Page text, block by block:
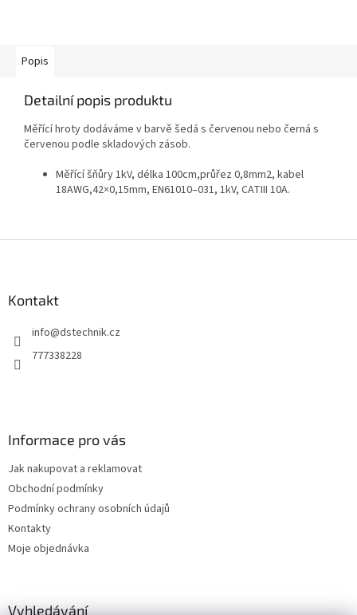
Popis
Detailní popis produktu
Měřící hroty dodáváme v barvě šedá s červenou nebo černá s
červenou podle skladových zásob.
Měřící šňůry 1kV, délka 100cm,průřez 0,8mm2, kabel
18AWG,42×0,15mm, EN61010–031, 1kV, CATIII 10A.
Kontakt
info@dstechnik.cz
777338228
Informace pro vás
Jak nakupovat a reklamovat
Obchodní podmínky
Podmínky ochrany osobních údajů
Kontakty
Moje objednávka
Vyhledávání